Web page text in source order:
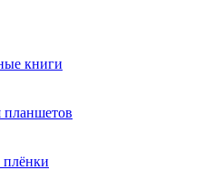
книги
планшетов